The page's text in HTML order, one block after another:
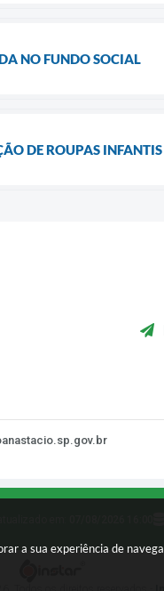
a sua experiência de
NO FUNDO SOCIAL
DE ROUPAS